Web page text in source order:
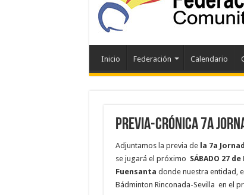
Inicio Federación Calendario
PREVIA-CRÓNICA 7a
Adjuntamos la previa de la 7a
se jugará el próximo SÁBADO 27
Fuensanta donde nuestra entidad,
Bádminton Rinconada-Sevilla en el